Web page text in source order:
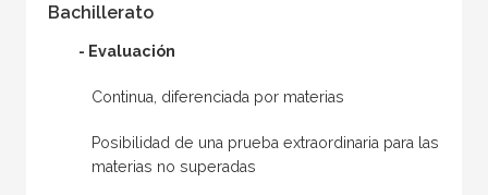
Bachillerato
- Evaluación
Continua, diferenciada por materias
Posibilidad de una prueba extraordinaria para las
materias no superadas